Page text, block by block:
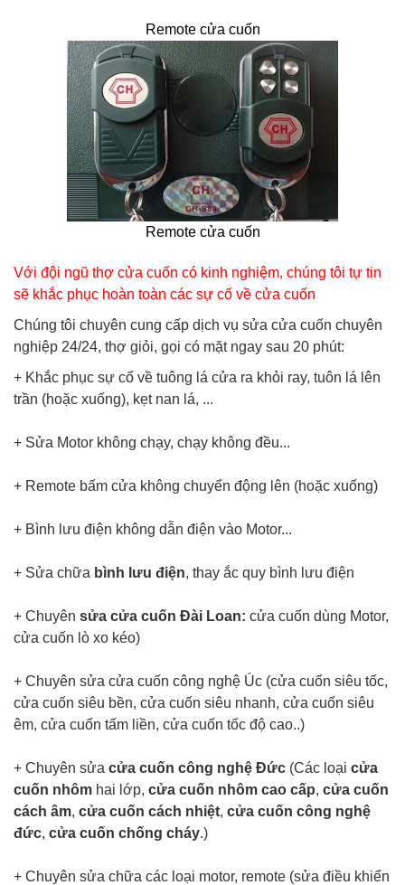
Remote cửa cuốn
Remote cửa cuốn
Với đội ngũ thợ cửa cuốn có kinh nghiệm, chúng tôi tự tin
sẽ khắc phục hoàn toàn các sự cố về cửa cuốn
Chúng tôi chuyên cung cấp dịch vụ sửa cửa cuốn chuyên
nghiệp 24/24, thợ giỏi, gọi có mặt ngay sau 20 phút:
+ Khắc phục sự cố về tuông lá cửa ra khỏi ray, tuôn lá lên
trần (hoặc xuống), kẹt nan lá, ...
+ Sửa Motor không chạy, chạy không đều...
+ Remote bấm cửa không chuyển động lên (hoặc xuống)
+ Bình lưu điện không dẫn điện vào Motor...
+ Sửa chữa bình lưu điện, thay ắc quy bình lưu điện
+ Chuyên sửa cửa cuốn Đài Loan: cửa cuốn dùng Motor,
cửa cuốn lò xo kéo)
+ Chuyên sửa cửa cuốn công nghệ Úc (cửa cuốn siêu tốc,
cửa cuốn siêu bền, cửa cuốn siêu nhanh, cửa cuốn siêu
êm, cửa cuốn tấm liền, cửa cuốn tốc độ cao..)
+ Chuyên sửa cửa cuốn công nghệ Đức (Các loại cửa
cuốn nhôm hai lớp, cửa cuốn nhôm cao cấp, cửa cuốn
cách âm, cửa cuốn cách nhiệt, cửa cuốn công nghệ
đức, cửa cuốn chống cháy.)
+ Chuyên sửa chữa các loại motor, remote (sửa điều khiển